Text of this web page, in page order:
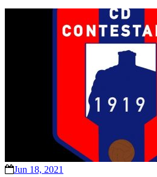
Jun 18, 2021